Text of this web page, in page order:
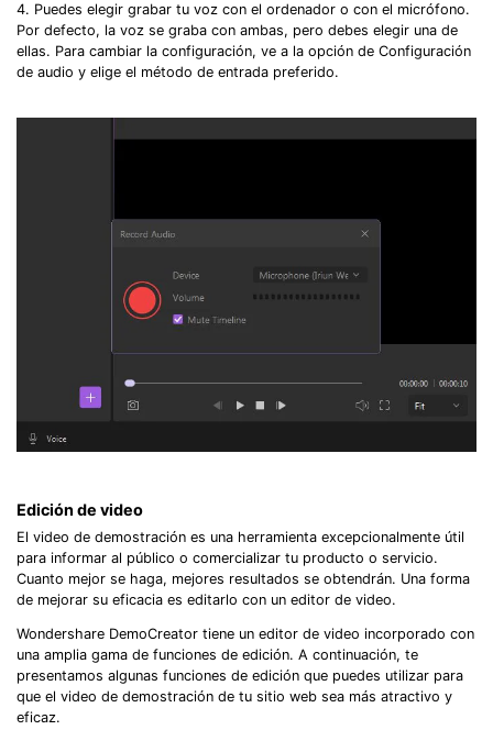
4. Puedes elegir grabar tu voz con el ordenador o con el micrófono.
Por defecto, la voz se graba con ambas, pero debes elegir una de
ellas. Para cambiar la configuración, ve a la opción de Configuración
de audio y elige el método de entrada preferido.
Edición de video
El video de demostración es una herramienta excepcionalmente útil
para informar al público o comercializar tu producto o servicio.
Cuanto mejor se haga, mejores resultados se obtendrán. Una forma
de mejorar su eficacia es editarlo con un editor de video.
Wondershare DemoCreator tiene un editor de video incorporado con
una amplia gama de funciones de edición. A continuación, te
presentamos algunas funciones de edición que puedes utilizar para
que el video de demostración de tu sitio web sea más atractivo y
eficaz.